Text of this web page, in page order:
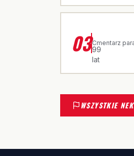
03·
99
lat
Cmentarz
WSZYSTKIE